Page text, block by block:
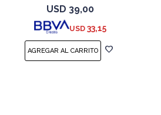
USD 39,00
USD 33,15